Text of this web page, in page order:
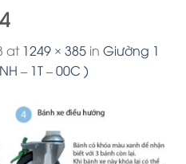
at 1249 × 385 in Giường 1
– 1T – 00C )